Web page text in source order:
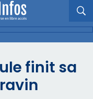
finit sa